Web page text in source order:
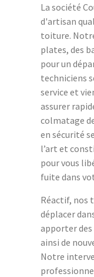
La société
d'artisan
toiture.
plates, des
pour un
techniciens
service et
assurer
colmatage
en sécurité
l’art et
pour vous
fuite dans
Réactif, nos
déplacer
apporter
ainsi de
Notre